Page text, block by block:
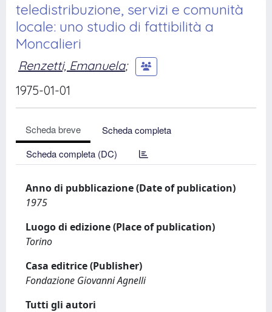
teledistribuzione, servizi e comunità
locale: uno studio di fattibilità a
Moncalieri
Renzetti, Emanuela;
1975-01-01
Scheda breve
Scheda completa
Scheda completa (DC)
Anno di pubblicazione (Date of publication)
1975
Luogo di edizione (Place of publication)
Torino
Casa editrice (Publisher)
Fondazione Giovanni Agnelli
Tutti gli autori